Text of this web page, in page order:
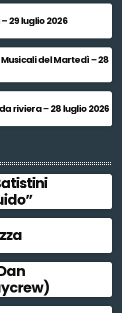
29 luglio 2026
Musicali del Martedì – 28
riviera – 28 luglio 2026